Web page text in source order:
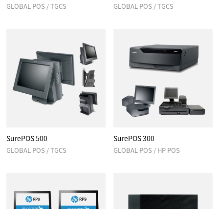
GLOBAL POS / TGCS GLOBAL POS / TGCS
SurePOS 500
GLOBAL POS / TGCS
SurePOS 300
GLOBAL POS / HP POS